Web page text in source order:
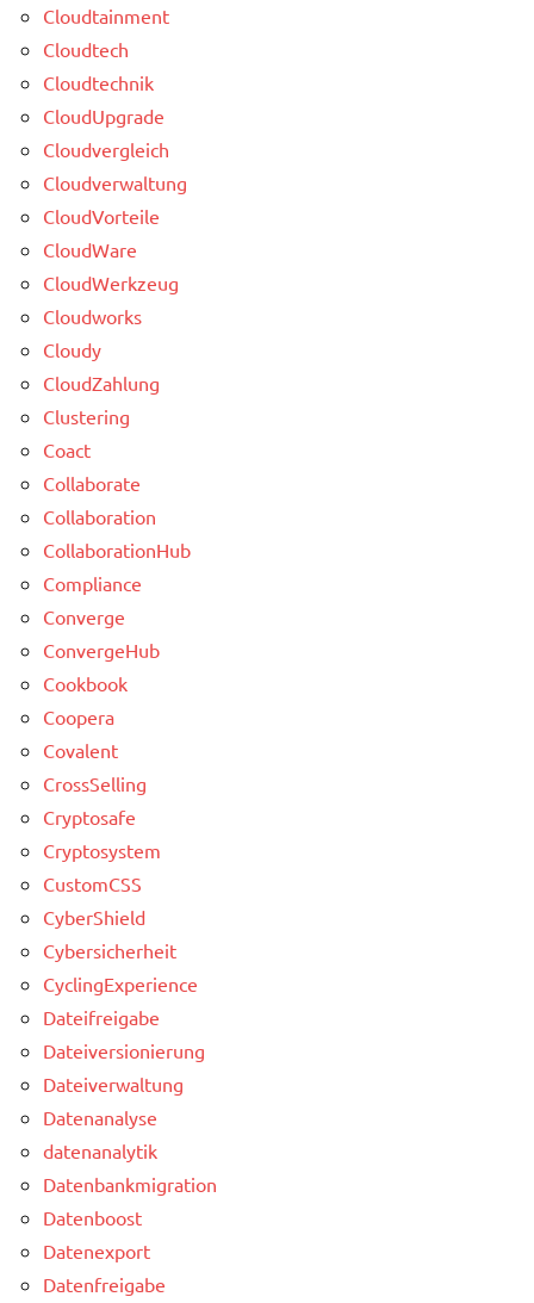
Cloudtainment
Cloudtech
Cloudtechnik
CloudUpgrade
Cloudvergleich
Cloudverwaltung
CloudVorteile
CloudWare
CloudWerkzeug
Cloudworks
Cloudy
CloudZahlung
Clustering
Coact
Collaborate
Collaboration
CollaborationHub
Compliance
Converge
ConvergeHub
Cookbook
Coopera
Covalent
CrossSelling
Cryptosafe
Cryptosystem
CustomCSS
CyberShield
Cybersicherheit
CyclingExperience
Dateifreigabe
Dateiversionierung
Dateiverwaltung
Datenanalyse
datenanalytik
Datenbankmigration
Datenboost
Datenexport
Datenfreigabe